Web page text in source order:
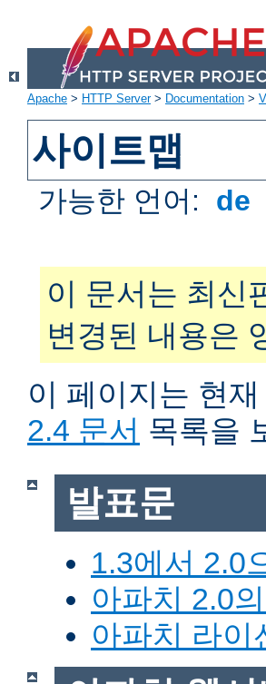
Apache > HTTP Server> Documentation >
사이트맵
가능한 언어: de
이 문서는 최신
변경된 내용은
이 페이지는 현재
2.4 문서 목록을
발표문
1.3에서 2.0
아파치 2.0
아파치 라이